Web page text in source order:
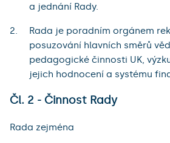
a jednání Rady.
Rada je poradním orgánem
posuzování hlavních směrů
pedagogické činnosti UK,
jejich hodnocení a systému
Čl. 2 - Činnost Rady
Rada zejména